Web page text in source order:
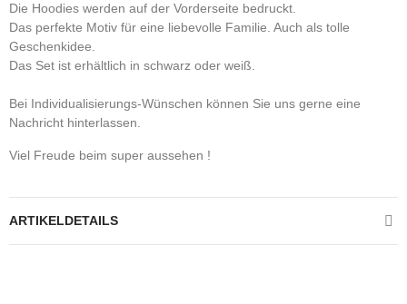
Die Hoodies werden auf der Vorderseite bedruckt.
Das perfekte Motiv für eine liebevolle Familie. Auch als tolle
Geschenkidee.
Das Set ist erhältlich in schwarz oder weiß.
Bei Individualisierungs-Wünschen können Sie uns gerne eine
Nachricht hinterlassen.
Viel Freude beim super aussehen !
ARTIKELDETAILS